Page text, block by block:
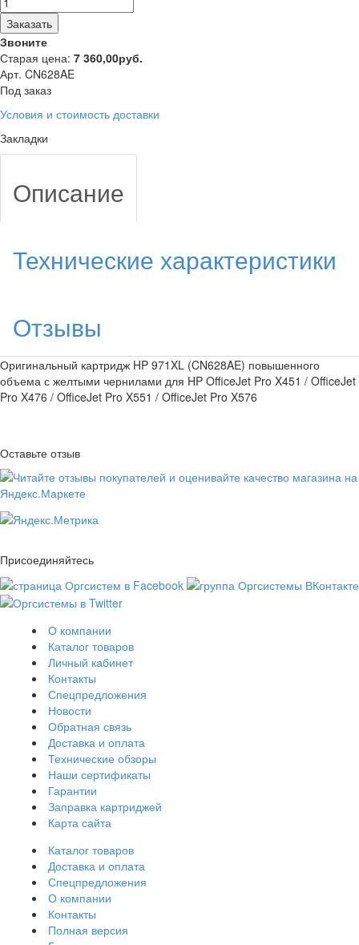
Заказать
Звоните
Старая цена: 7 360,00руб.
Арт. CN628AE
Под заказ
Условия и стоимость доставки
Закладки
Описание
Технические характеристики
Отзывы
Оригинальный картридж HP 971XL (CN628AE) повышенного
объема с желтыми чернилами для HP OfficeJet Pro X451 / OfficeJet
Pro X476 / OfficeJet Pro X551 / OfficeJet Pro X576
Оставьте отзыв
Присоединяйтесь
О компании
Каталог товаров
Личный кабинет
Контакты
Спецпредложения
Новости
Обратная связь
Доставка и оплата
Технические обзоры
Наши сертификаты
Гарантии
Заправка картриджей
Карта сайта
Каталог товаров
Доставка и оплата
Спецпредложения
О компании
Контакты
Полная версия